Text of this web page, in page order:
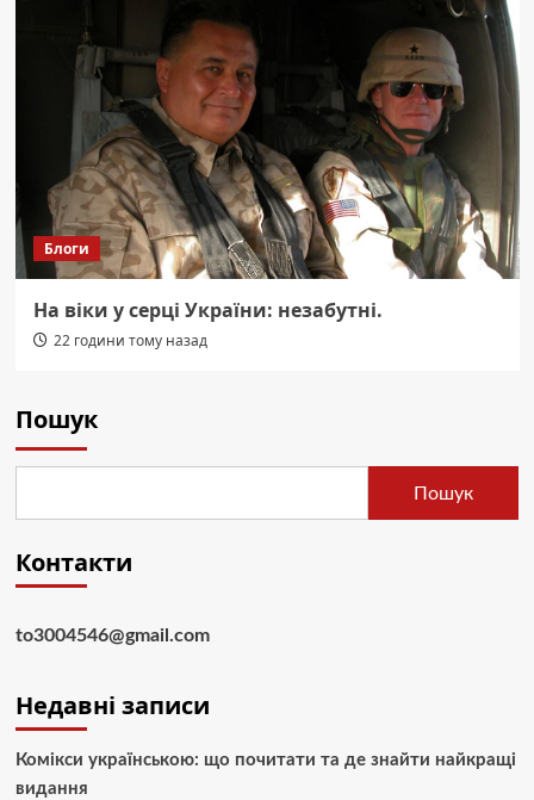
Блоги
На віки у серці України: незабутні.
22 години тому назад
Пошук
Пошук
Контакти
to3004546@gmail.com
Недавні записи
Комікси українською: що почитати та де знайти найкращі
видання